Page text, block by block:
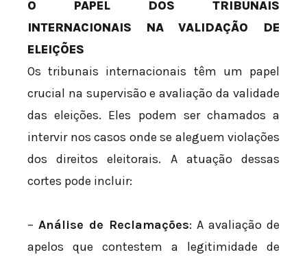
O PAPEL DOS TRIBUNAIS
INTERNACIONAIS NA VALIDAÇÃO DE
ELEIÇÕES
Os tribunais internacionais têm um papel
crucial na supervisão e avaliação da validade
das eleições. Eles podem ser chamados a
intervir nos casos onde se aleguem violações
dos direitos eleitorais. A atuação dessas
cortes pode incluir:
– Análise de Reclamações: A avaliação de
apelos que contestem a legitimidade de